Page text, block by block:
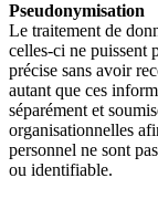
Pseudonymisation
Le traitement de
celles-ci ne puissent
précise sans avoir
autant que ces
séparément et
organisationnelles
personnel ne sont
ou identifiable.